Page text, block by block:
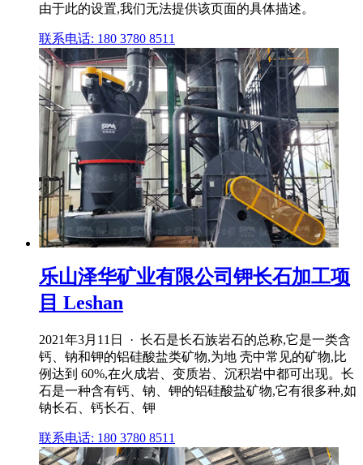
由于此的设置,我们无法提供该页面的具体描述。
联系电话: 180 3780 8511
乐山泽华矿业有限公司钾长石加工项
目 Leshan
2021年3月11日 · 长石是长石族岩石的总称,它是一类含
钙、钠和钾的铝硅酸盐类矿物,为地 壳中常见的矿物,比
例达到 60%,在火成岩、变质岩、沉积岩中都可出现。长
石是一种含有钙、钠、钾的铝硅酸盐矿物,它有很多种,如
钠长石、钙长石、钾
联系电话: 180 3780 8511